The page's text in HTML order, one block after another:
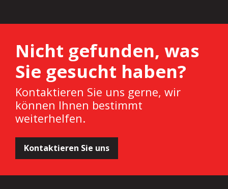
Nicht gefunden, was
Sie gesucht haben?
Kontaktieren Sie uns gerne, wir
können Ihnen bestimmt
weiterhelfen.
Kontaktieren Sie uns